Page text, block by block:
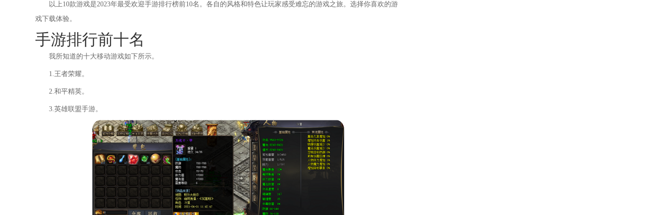
以上10款游戏是2023年最受欢迎手游排行榜前10名。各自的风格和特色让玩家感受难忘的游戏之旅。选择你喜欢的游
戏下载体验。
手游排行前十名
我所知道的十大移动游戏如下所示。
1.王者荣耀。
2.和平精英。
3.英雄联盟手游。